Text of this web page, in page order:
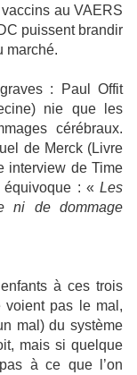
au VAERS
puissent brandir
marché.
: Paul Offit
nie que les
cérébraux.
de Merck (Livre
interview de Time
équivoque : « Les
ni de dommage
à ces trois
voient pas le mal,
mal) du système
mais si quelque
à ce que l’on